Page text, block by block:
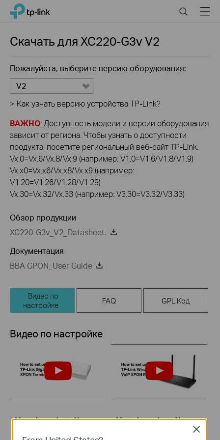
Click
navigation
TP-Link, Reliably Smart SearchMenu
Скачать для XC220-G3vV2
Пожалуйста, выберите версию оборудования:
V2
> Как узнать версию устройства TP-Link?
ВАЖНО: Доступность модели и версии оборудования
зависит от региона. Чтобы узнать о доступности
продукта, посетите региональный веб-сайт TP-Link.
Vx.0=Vx.6/Vx.8/Vx.9 (например: V1.0=V1.6/V1.8/V1.9)
Vx.x0=Vx.x6/Vx.x8/Vx.x9 (например:
V1.20=V1.26/V1.28/V1.29)
Vx.30=Vx.32/Vx.33 (например: V3.30=V3.32/V3.33)
Обзор продукции
XC220-G3v_V2_Datasheet.
Документация
BBA GPON_User Guide
Видео по
настройке
FAQ GPL Код
Видео по настройке
How to set up the
How to set up the
Close